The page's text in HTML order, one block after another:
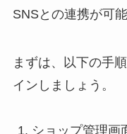
SNSとの連携が可能
まずは、以下の手
インしましょう。
ショップ管理画